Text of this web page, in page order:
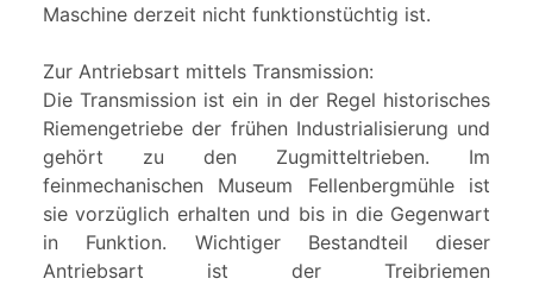
Maschine derzeit nicht funktionstüchtig ist.
Zur Antriebsart mittels Transmission:
Die Transmission ist ein in der Regel historisches
Riemengetriebe der frühen Industrialisierung und
gehört zu den Zugmitteltrieben. Im
feinmechanischen Museum Fellenbergmühle ist
sie vorzüglich erhalten und bis in die Gegenwart
in Funktion. Wichtiger Bestandteil dieser
Antriebsart ist der Treibriemen